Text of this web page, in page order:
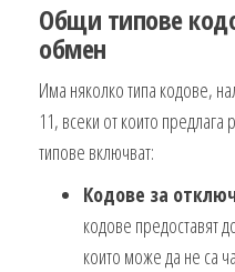
Общи типове
обмен
Има няколко типа кодове,
11, всеки от които
типове включват:
Кодове за
кодове предоставят
които може да не са